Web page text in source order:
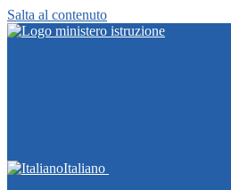
Salta al contenuto
Italiano